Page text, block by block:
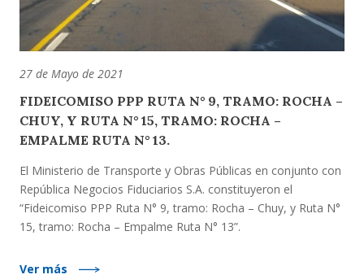
27 de Mayo de 2021
FIDEICOMISO PPP RUTA N° 9, TRAMO: ROCHA –
CHUY, Y RUTA N° 15, TRAMO: ROCHA –
EMPALME RUTA N° 13.
El Ministerio de Transporte y Obras Públicas en conjunto con
República Negocios Fiduciarios S.A. constituyeron el
“Fideicomiso PPP Ruta N° 9, tramo: Rocha – Chuy, y Ruta N°
15, tramo: Rocha – Empalme Ruta N° 13”.
Ver más